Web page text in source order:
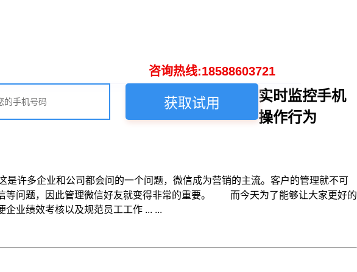
咨询热线:18588603721
获取试用
实时监控手机
操作行为
许多企业和公司都会问的一个问题，微信成为营销的主流。客户的管理就不可
等问题，因此管理微信好友就变得非常的重要。 而今天为了能够让大家更好的
业绩效考核以及规范员工工作 ... ...